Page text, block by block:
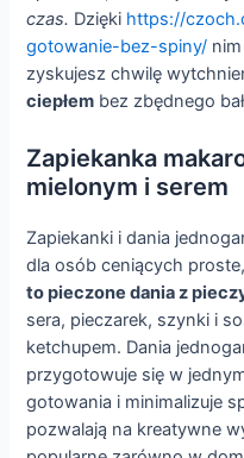
czas. Dzięki https://
gotowanie-bez-spiny/
zyskujesz chwilę
ciepłem bez zbędnego
Zapiekanka
mielonym i serem
Zapiekanki i dania
dla osób ceniących
to pieczone dania z
sera, pieczarek, szynki i
ketchupem. Dania
przygotowuje się w
gotowania i minimalizuje
pozwalają na kreatywne